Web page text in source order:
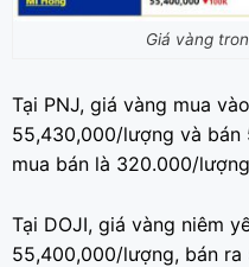
Giá vàng
Tại PNJ, giá vàng mua
55,430,000/lượng và bán
mua bán là 320.000/
Tại DOJI, giá vàng niêm
55,400,000/lượng, bán